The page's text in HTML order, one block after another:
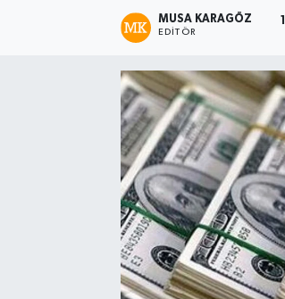
MUSA KARAGÖZ
EDITÖR
Haber Arşivi